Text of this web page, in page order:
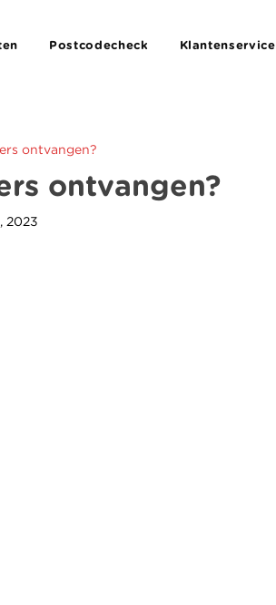
Postcodecheck Klantenservice
ontvangen?
ontvangen?
2023